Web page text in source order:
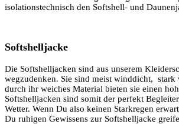
isolationstechnisch den Softshell- und
Softshelljacke
Die Softshelljacken sind aus unserem
wegzudenken. Sie sind meist winddicht, stark
durch ihr weiches Material bieten sie einen
Softshelljacken sind somit der perfekt
Wetter. Wenn Du also keinen Starkregen
Du ruhigen Gewissens zur Softshelljacke